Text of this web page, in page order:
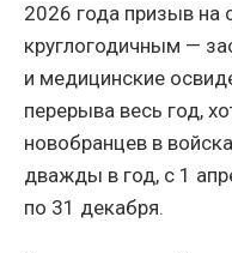
2026 года призыв на
круглогодичным —
и медицинские
перерыва весь год,
новобранцев в
дважды в год, с 1
по 31 декабря.